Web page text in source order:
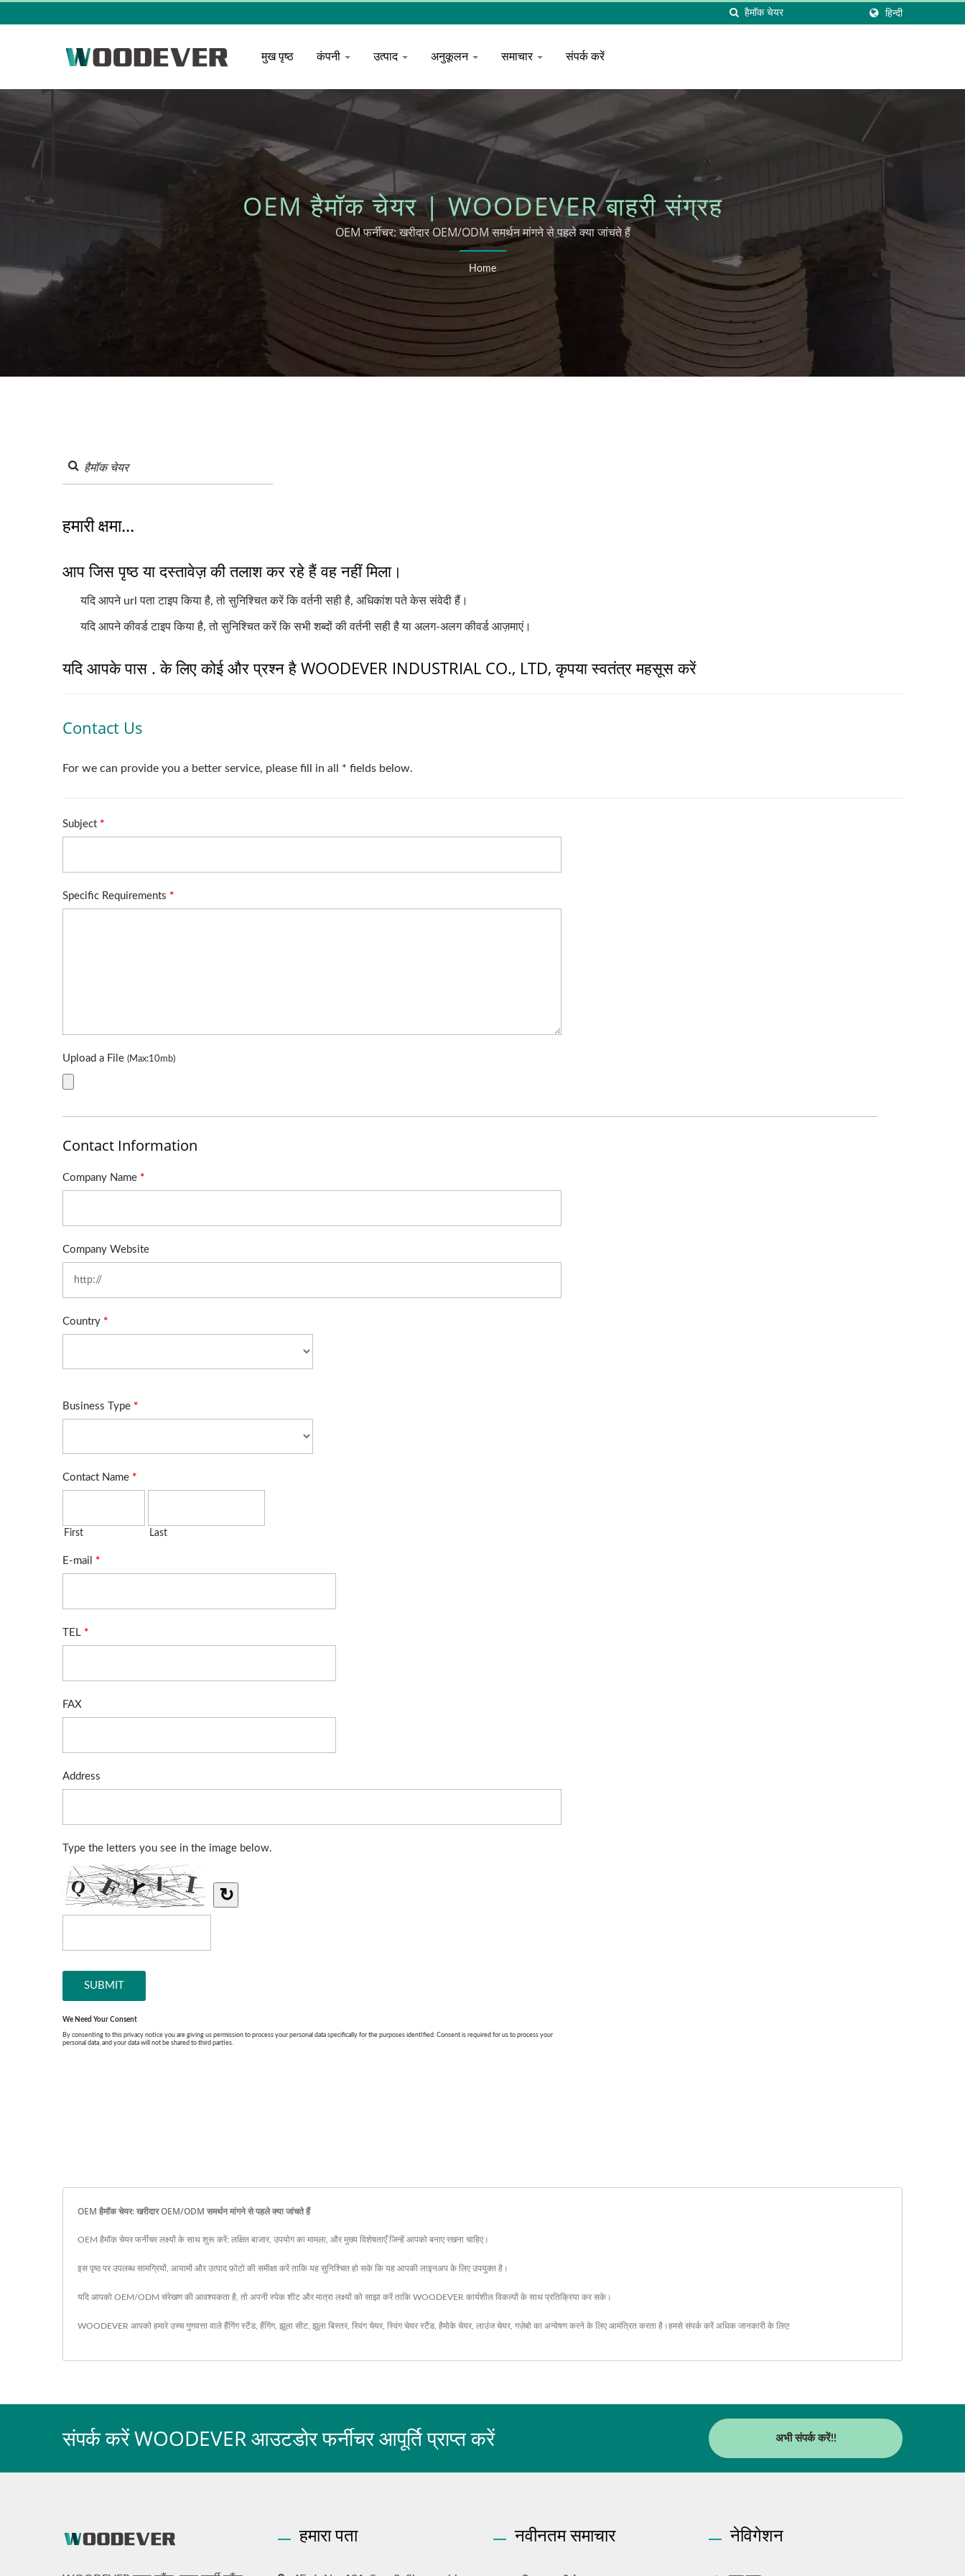
हिन्दी
मुख पृष्ठ कंपनी उत्पाद अनुकूलन समाचार संपर्क करें
OEM हैमॉक चेयर | WOODEVER बाहरी संग्रह
OEM फर्नीचर: खरीदार OEM/ODM समर्थन मांगने से पहले क्या जांचते हैं
Home
हमारी क्षमा...
आप जिस पृष्ठ या दस्तावेज़ की तलाश कर रहे हैं वह नहीं मिला।
यदि आपने url पता टाइप किया है, तो सुनिश्चित करें कि वर्तनी सही है, अधिकांश पते केस संवेदी हैं।
यदि आपने कीवर्ड टाइप किया है, तो सुनिश्चित करें कि सभी शब्दों की वर्तनी सही है या अलग-अलग कीवर्ड आज़माएं।
यदि आपके पास . के लिए कोई और प्रश्न है WOODEVER INDUSTRIAL CO., LTD, कृपया स्वतंत्र महसूस करें
OEM हैमॉक चेयर: खरीदार OEM/ODM समर्थन मांगने से पहले क्या जांचते हैं
OEM हैमॉक चेयर फर्नीचर लक्ष्यों के साथ शुरू करें: लक्षित बाजार, उपयोग का मामला, और मुख्य विशेषताएँ जिन्हें आपको बनाए रखना चाहिए।
इस पृष्ठ पर उपलब्ध सामग्रियों, आयामों और उत्पाद फ़ोटो की समीक्षा करें ताकि यह सुनिश्चित हो सके कि यह आपकी लाइनअप के लिए उपयुक्त है।
यदि आपको OEM/ODM संरेखण की आवश्यकता है, तो अपनी स्पेक शीट और मात्रा लक्ष्यों को साझा करें ताकि WOODEVER कार्यशील विकल्पों के साथ प्रतिक्रिया कर सके।
WOODEVER आपको हमारे उच्च गुणवत्ता वाले हैंगिंग स्टैंड, हैंगिंग, झूला सीट झूला बिस्तर, स्विंग चेयर, स्विंग चेयर स्टैंड, हैमोके चेयर, लाउंज चेयर, गज़ेबो का अन्वेषण करने के लिए आमंत्रित करता है।हमसे संपर्क करेंअधिक जानकारी के लिए!
संपर्क करें WOODEVER आउटडोर फर्नीचर आपूर्ति प्राप्त करें अभी संपर्क करें!!
हमारा पता नवीनतम समाचार नेविगेशन